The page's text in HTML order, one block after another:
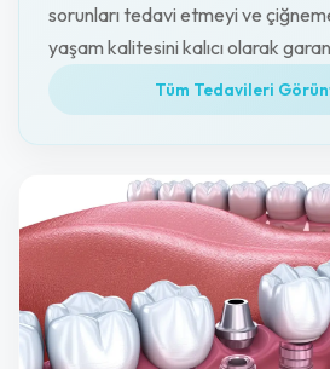
sorunları tedavi etmeyi ve
yaşam kalitesini kalıcı olarak
amaçlamaktadır.Tüm Tedavileri